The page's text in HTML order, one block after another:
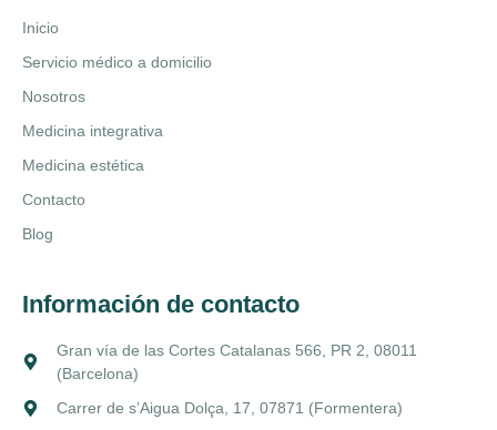
Inicio
Servicio médico a domicilio
Nosotros
Medicina integrativa
Medicina estética
Contacto
Blog
Información de contacto
Gran vía de las Cortes Catalanas 566, PR 2, 08011
(Barcelona)
Carrer de s’Aigua Dolça, 17, 07871 (Formentera)